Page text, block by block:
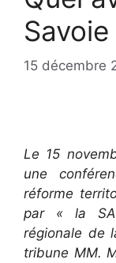
Savoie
15 décembre
Le 15
une
réforme
par « la
régionale de
tribune MM.